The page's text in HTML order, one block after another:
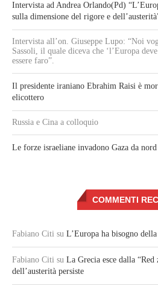
Intervista ad Andrea Orlando(Pd)
sulla dimensione del rigore e
Intervista all’on. Giuseppe Lupo: “Noi
Sassoli, il quale diceva che ‘l’Europa
essere faro”.
Il presidente iraniano Ebrahim Raisi è
elicottero
Russia e Cina a colloquio
Le forze israeliane invadono Gaza da nord
COMMENTI
Fabiano Citi su L’Europa ha bisogno della
Fabiano Citi su La Grecia esce dalla
dell’austerità persiste